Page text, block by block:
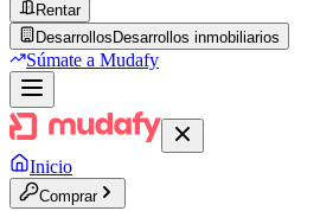
Rentar
Desarrollos Desarrollos inmobiliarios
Súmate a Mudafy
Inicio
Comprar